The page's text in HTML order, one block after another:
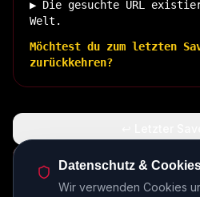
▶ Die gesuchte URL
Welt.
Möchtest du zum letzten
zurückkehren?
🏠 Zurück zur
Datenschutz &
Wir verwenden Cookies